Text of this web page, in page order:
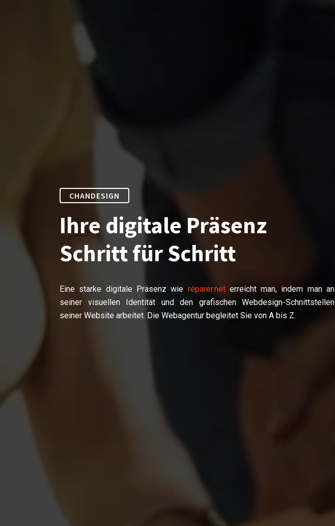
CHANDESIGN
Ihre digitale Präsenz
Schritt für Schritt
Eine starke digitale Präsenz wie réparer.neterreicht man, indem man an
seiner visuellen Identität und den grafischen Webdesign-Schnittstellen
seiner Website arbeitet. Die Webagentur begleitet Sie von A bis Z.